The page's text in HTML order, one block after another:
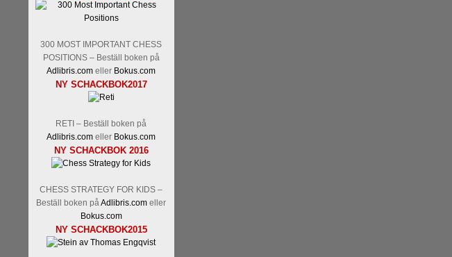
300 MOST IMPORTANT CHESS
POSITIONS – Beställ boken på
Adlibris.com eller Bokus.com
NY SCHACKBOK2017
RETI – Beställ boken på
Adlibris.com eller Bokus.com
NY SCHACKBOK 2016
CHESS STRATEGY FOR KIDS –
Beställ boken påAdlibris.com eller
Bokus.com
NY SCHACKBOK2015